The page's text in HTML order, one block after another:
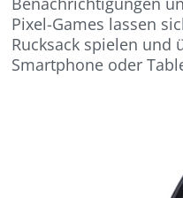
Pixel-Games lassen
Rucksack spielen und
Smartphone oder